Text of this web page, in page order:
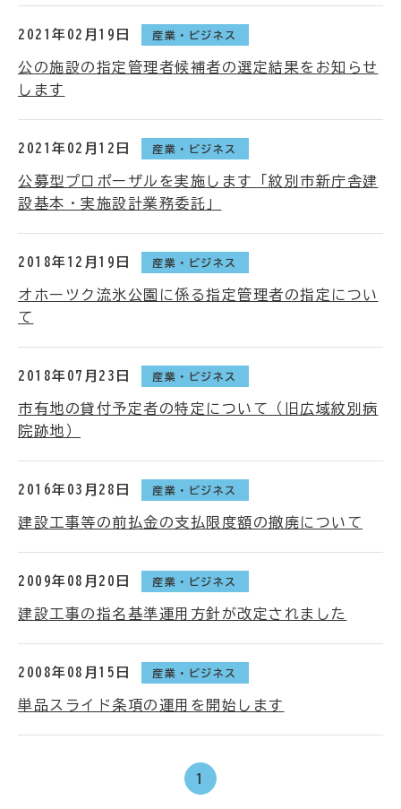
2021年02月19日 産業・ビジネス
公の施設の指定管理者候補者の選定結果をお知らせ
します
2021年02月12日 産業・ビジネス
公募型プロポーザルを実施します「紋別市新庁舎建
設基本・実施設計業務委託」
2018年12月19日 産業・ビジネス
オホーツク流氷公園に係る指定管理者の指定につい
て
2018年07月23日 産業・ビジネス
市有地の貸付予定者の特定について（旧広域紋別病
院跡地）
2016年03月28日 産業・ビジネス
建設工事等の前払金の支払限度額の撤廃について
2009年08月20日 産業・ビジネス
建設工事の指名基準運用方針が改定されました
2008年08月15日 産業・ビジネス
単品スライド条項の運用を開始します
1